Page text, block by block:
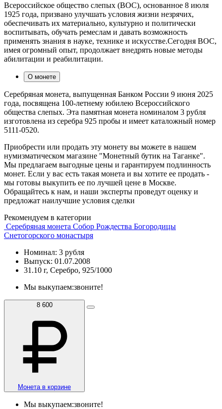
Всероссийское общество слепых (ВОС), основанное 8 июля
1925 года, призвано улучшать условия жизни незрячих,
обеспечивать их материально, культурно и политически
воспитывать, обучать ремеслам и давать возможность
применять знания в науке, технике и искусстве.Сегодня ВОС,
имея огромный опыт, продолжает внедрять новые методы
абилитации и реабилитации.
О монете
Серебряная монета, выпущенная Банком России 9 июня 2025
года, посвящена 100-летнему юбилею Всероссийского
общества слепых. Эта памятная монета номиналом 3 рубля
изготовлена из серебра 925 пробы и имеет каталожный номер
5111-0520.
Приобрести или продать эту монету вы можете в нашем
нумизматическом магазине "Монетный бутик на Таганке".
Мы предлагаем выгодные цены и гарантируем подлинность
монет. Если у вас есть такая монета и вы хотите ее продать -
мы готовы выкупить ее по лучшей цене в Москве.
Обращайтесь к нам, и наши эксперты проведут оценку и
предложат наилучшие условия сделки
Рекомендуем в категории
Серебряная монета Собор Рождества Богородицы
Снетогорского монастыря
Номинал: 3 рубля
Выпуск: 01.07.2008
31.10 г, Серебро, 925/1000
Мы выкупаем:звоните!
8 600
Монета в корзине
Мы выкупаем:звоните!